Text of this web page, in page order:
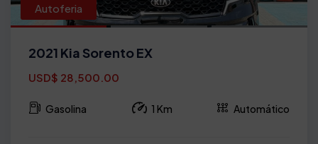
Autoferia
2021 Kia Sorento EX
USD$ 28,500.00
Gasolina 1 Km Automático